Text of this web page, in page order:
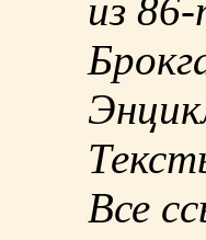
из 86-
Все